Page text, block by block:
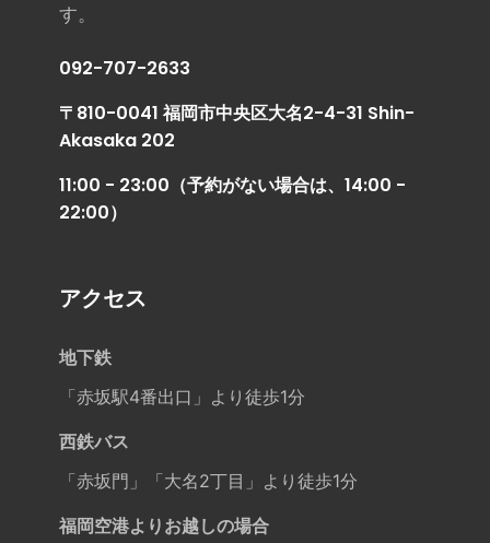
す。
092-707-2633
〒810-0041 福岡市中央区大名2-4-31 Shin-
Akasaka 202
11:00 - 23:00（予約がない場合は、14:00 -
22:00）
アクセス
地下鉄
「赤坂駅4番出口」より徒歩1分
西鉄バス
「赤坂門」「大名2丁目」より徒歩1分
福岡空港よりお越しの場合